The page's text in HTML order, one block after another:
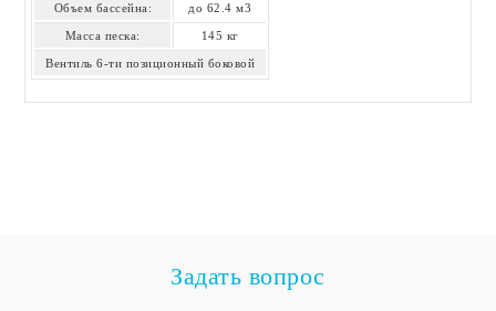
Объем бассейна: до 62.4 м3
Масса песка: 145 кг
Вентиль 6-ти позиционный боковой
Задать вопрос